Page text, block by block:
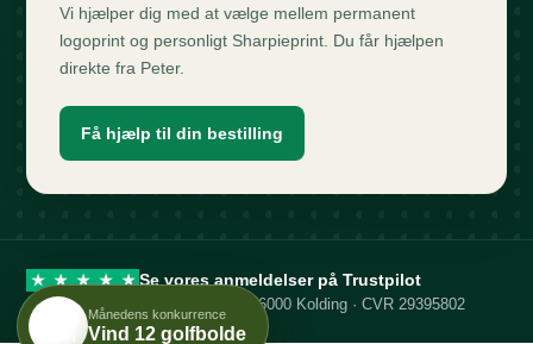
Vi hjælper dig med at vælge mellem permanent
logoprint og personligt Sharpieprint. Du får hjælpen
direkte fra Peter.
Få hjælp til din bestilling
Greenen ApS · Rytterskolevej 4 · 6000 Kolding · CVR 29395802
★ ★ ★ ★ ★ Se vores anmeldelser på Trustpilot
Månedens konkurrence
Vind 12 golfbolde